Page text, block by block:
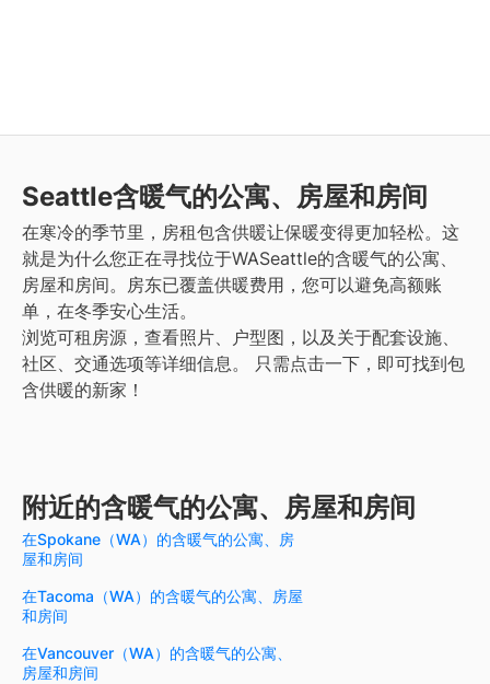
Seattle含暖气的公寓、房屋和房间
在寒冷的季节里，房租包含供暖让保暖变得更加轻松。这
就是为什么您正在寻找位于WASeattle的含暖气的公寓、
房屋和房间。房东已覆盖供暖费用，您可以避免高额账
单，在冬季安心生活。
浏览可租房源，查看照片、户型图，以及关于配套设施、
社区、交通选项等详细信息。
只需点击一下，即可找到包
含供暖的新家！
附近的含暖气的公寓、房屋和房间
在Spokane（WA）的含暖气的公寓、房
屋和房间
在Tacoma（WA）的含暖气的公寓、房屋
和房间
在Vancouver（WA）的含暖气的公寓、
房屋和房间